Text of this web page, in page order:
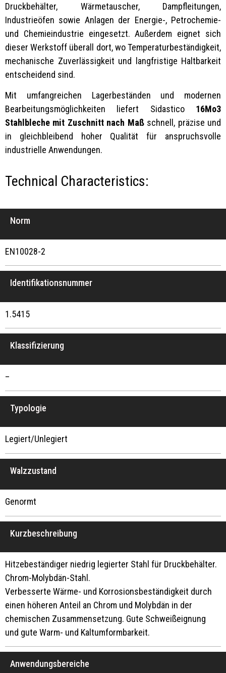
Druckbehälter, Wärmetauscher, Dampfleitungen,
Industrieöfen sowie Anlagen der Energie-, Petrochemie-
und Chemieindustrie eingesetzt. Außerdem eignet sich
dieser Werkstoff überall dort, wo Temperaturbeständigkeit,
mechanische Zuverlässigkeit und langfristige Haltbarkeit
entscheidend sind.
Mit umfangreichen Lagerbeständen und modernen
Bearbeitungsmöglichkeiten liefert Sidastico 16Mo3
Stahlbleche mit Zuschnitt nach Maßschnell, präzise und
in gleichbleibend hoher Qualität für anspruchsvolle
industrielle Anwendungen.
Technical Characteristics:
Norm
EN10028-2
Identifikationsnummer
1.5415
Klassifizierung
–
Typologie
Legiert/Unlegiert
Walzzustand
Genormt
Kurzbeschreibung
Hitzebeständiger niedrig legierter Stahl für Druckbehälter.
Chrom-Molybdän-Stahl.
Verbesserte Wärme- und Korrosionsbeständigkeit durch
einen höheren Anteil an Chrom und Molybdän in der
chemischen Zusammensetzung. Gute Schweißeignung
und gute Warm- und Kaltumformbarkeit.
Anwendungsbereiche